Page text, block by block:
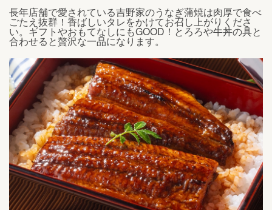
長年店舗で愛されている吉野家のうなぎ蒲焼は肉厚で食べ
ごたえ抜群！香ばしいタレをかけてお召し上がりくださ
い。ギフトやおもてなしにもGOOD！とろろや牛丼の具と
合わせると贅沢な一品になります。